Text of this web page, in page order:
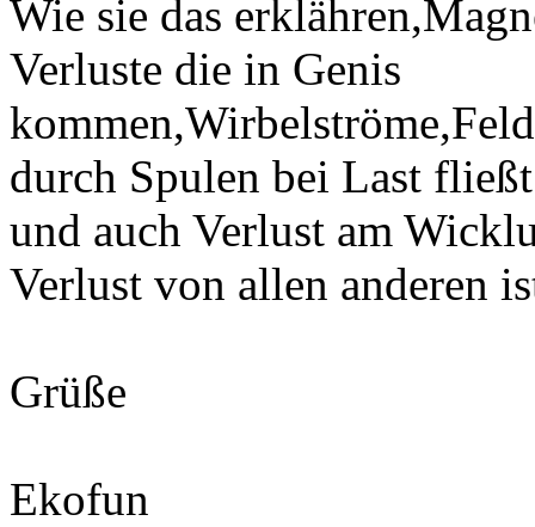
Wie sie das
Verluste die in Genis
durch Spulen bei Last fließt
und auch Verlust am
Verlust von allen anderen
Grüße
Ekofun